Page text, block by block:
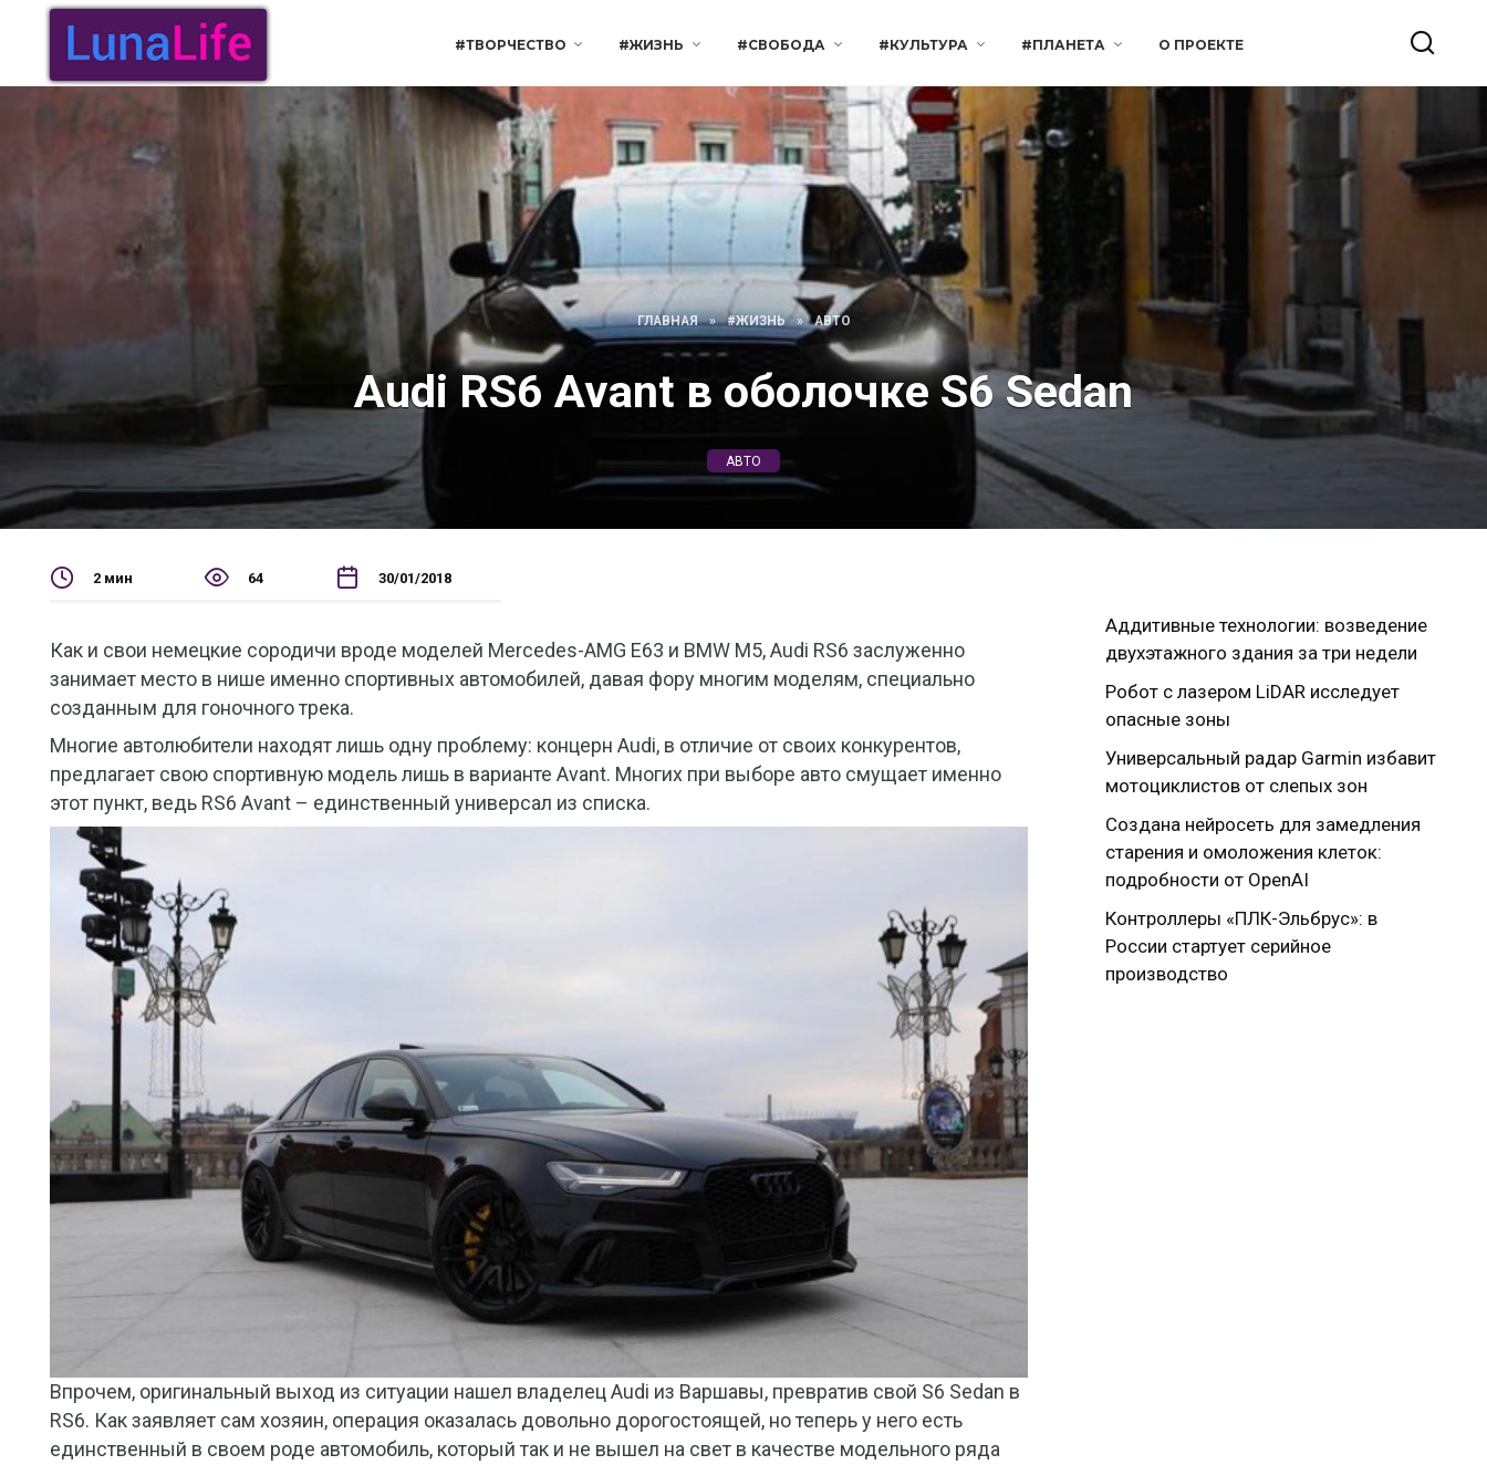
Перейти
содержанию
#ТВОРЧЕСТВО #ЖИЗНЬ #СВОБОДА #КУЛЬТУРА #ПЛАНЕТА О ПРОЕКТЕ
ГЛАВНАЯ » #ЖИЗНЬ » АВТО
Audi RS6 Avant в оболочке S6 Sedan
АВТО
2 мин 64 30/01/2018
Как и свои немецкие сородичи вроде моделей Mercedes-AMG E63 и BMW M5, Audi RS6 заслуженно
занимает место в нише именно спортивных автомобилей, давая фору многим моделям, специально
созданным для гоночного трека.
Многие автолюбители находят лишь одну проблему: концерн Audi, в отличие от своих конкурентов,
предлагает свою спортивную модель лишь в варианте Avant. Многих при выборе авто смущает именно
этот пункт, ведь RS6 Avant – единственный универсал из списка.
Впрочем, оригинальный выход из ситуации нашел владелец Audi из Варшавы, превратив свой S6 Sedan в
RS6. Как заявляет сам хозяин, операция оказалась довольно дорогостоящей, но теперь у него есть
единственный в своем роде автомобиль, который так и не вышел на свет в качестве модельного ряда
Аддитивные технологии: возведение
двухэтажного здания за три недели
Робот с лазером LiDAR исследует
опасные зоны
Универсальный радар Garmin избавит
мотоциклистов от слепых зон
Создана нейросеть для замедления
старения и омоложения клеток:
подробности от OpenAI
Контроллеры «ПЛК-Эльбрус»: в
России стартует серийное
производство